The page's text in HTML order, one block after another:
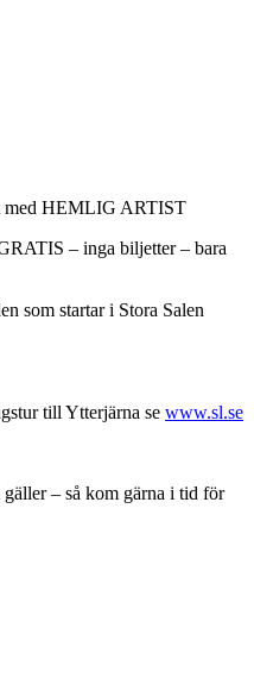
med HEMLIG ARTIST
– inga biljetter – bara
som startar i Stora Salen
till Ytterjärna se www.sl.se
– så kom gärna i tid för